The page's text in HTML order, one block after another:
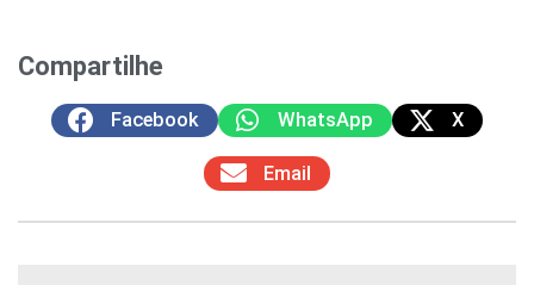
Compartilhe
Facebook WhatsApp X
Email